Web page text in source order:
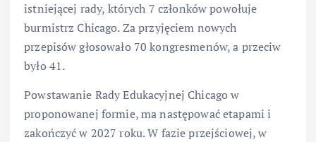
istniejącej rady, których 7 członków powołuje
burmistrz Chicago. Za przyjęciem nowych
przepisów głosowało 70 kongresmenów, a przeciw
było 41.
Powstawanie Rady Edukacyjnej Chicago w
proponowanej formie, ma następować etapami i
zakończyć w 2027 roku. W fazie przejściowej, w